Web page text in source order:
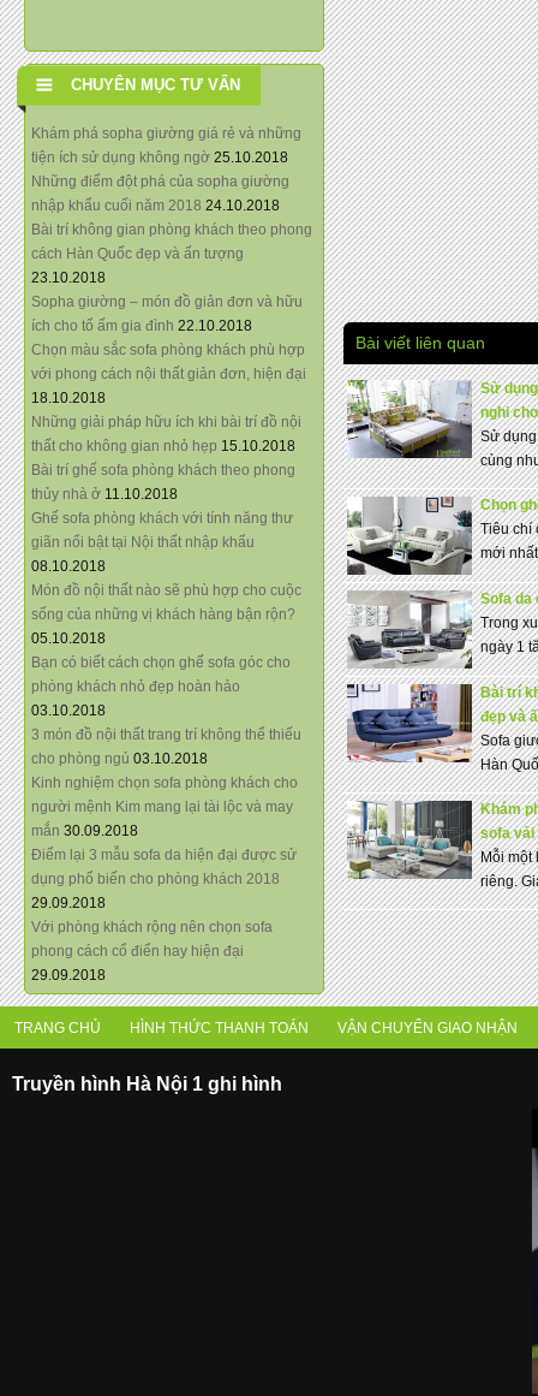
CHUYÊN MỤC TƯ VẤN
Khám phá sopha giường giá rẻ và những
tiện ích sử dụng không ngờ 25.10.2018
Những điểm đột phá của sopha giường
nhập khẩu cuối năm 2018 24.10.2018
Bài trí không gian phòng khách theo phong
cách Hàn Quốc đẹp và ấn tượng
23.10.2018
Sopha giường – món đồ giản đơn và hữu
ích cho tổ ấm gia đình 22.10.2018
Chọn màu sắc sofa phòng khách phù hợp
với phong cách nội thất giản đơn, hiện đại
18.10.2018
Những giải pháp hữu ích khi bài trí đồ nội
thất cho không gian nhỏ hẹp 15.10.2018
Bài trí ghế sofa phòng khách theo phong
thủy nhà ở 11.10.2018
Ghế sofa phòng khách với tính năng thư
giãn nổi bật tại Nội thất nhập khẩu
08.10.2018
Món đồ nội thất nào sẽ phù hợp cho cuộc
sống của những vị khách hàng bận rộn?
05.10.2018
Bạn có biết cách chọn ghế sofa góc cho
phòng khách nhỏ đẹp hoàn hảo
03.10.2018
3 món đồ nội thất trang trí không thể thiếu
cho phòng ngủ 03.10.2018
Kinh nghiệm chọn sofa phòng khách cho
người mệnh Kim mang lại tài lộc và may
mắn 30.09.2018
Điểm lại 3 mẫu sofa da hiện đại được sử
dụng phổ biến cho phòng khách 2018
29.09.2018
Với phòng khách rộng nên chọn sofa
phong cách cổ điển hay hiện đại
29.09.2018
Bài viết liên quan
Sử
nghi
Sử
cùng
Chọn
Tiêu chí
mới
Sofa da
Trong
ngày 1
Bài trí
đẹp và
Sofa
Hàn
Khám
sofa vải
Mỗi một
riêng.
TRANG CHỦ HÌNH THỨC THANH TOÁN VẬN CHUYỂN GIAO NHẬN
Truyền hình Hà Nội 1 ghi hình